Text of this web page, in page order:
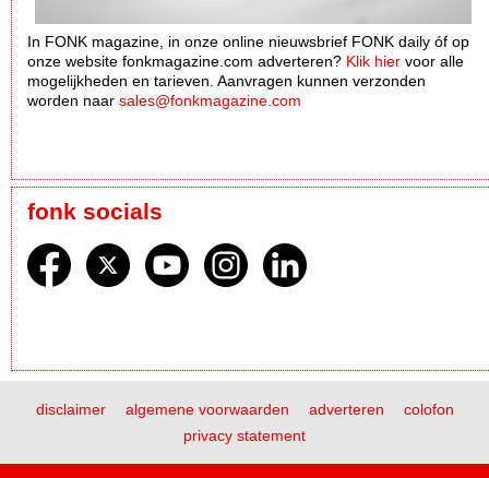
In FONK magazine, in onze online nieuwsbrief FONK daily óf op
onze website fonkmagazine.com adverteren? Klik hier voor alle
mogelijkheden en tarieven. Aanvragen kunnen verzonden
worden naar sales@fonkmagazine.com
fonk socials
disclaimer algemene voorwaarden adverteren
colofon
privacy statement